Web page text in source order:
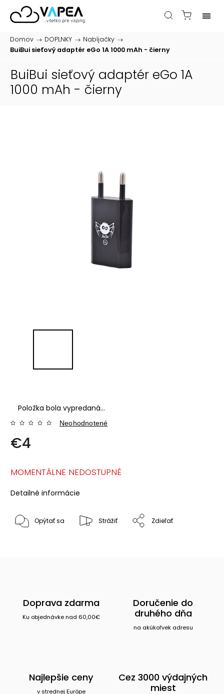
Domov / DOPLNKY / Nabíjačky /
BuiBui sieťový adaptér eGo 1A 1000 mAh - čierny
BuiBui sieťový adaptér eGo 1A
1000 mAh - čierny
Položka bola vypredaná…
Neohodnotené
€4
MOMENTÁLNE NEDOSTUPNÉ
Detailné informácie
Opýtať sa Strážiť Zdieľať
Doprava zdarma
Ku objednávke nad 60,00€
Doručenie do
druhého dňa
na akúkoľvek adresu
Najlepšie ceny
v strednej Európe
Cez 3000 výdajných
miest